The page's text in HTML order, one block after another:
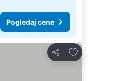
Pogledaj cene
Deli
Dodati u favorite